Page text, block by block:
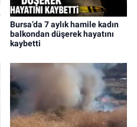
Bursa’da 7 aylık hamile kadın
balkondan düşerek hayatını
kaybetti